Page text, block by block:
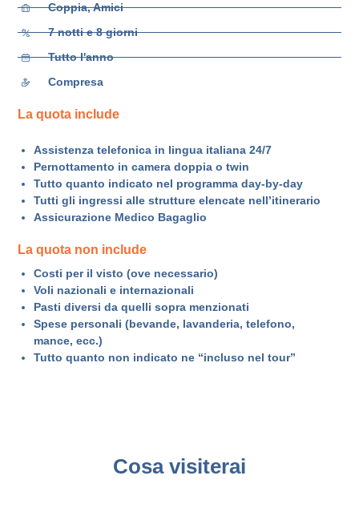
Coppia, Amici
7 notti e 8 giorni
Tutto l'anno
Compresa
La quota include
Assistenza telefonica in lingua italiana 24/7
Pernottamento in camera doppia o twin
Tutto quanto indicato nel programma day-by-day
Tutti gli ingressi alle strutture elencate nell’itinerario
Assicurazione Medico Bagaglio
La quota non include
Costi per il visto (ove necessario)
Voli nazionali e internazionali
Pasti diversi da quelli sopra menzionati
Spese personali (bevande, lavanderia, telefono,
mance, ecc.)
Tutto quanto non indicato ne “incluso nel tour”
Cosa visiterai